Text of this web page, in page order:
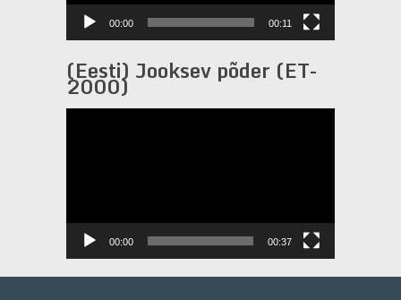
00:00 00:11
(Eesti) Jooksev põder (ET-
2000)
00:00 00:37